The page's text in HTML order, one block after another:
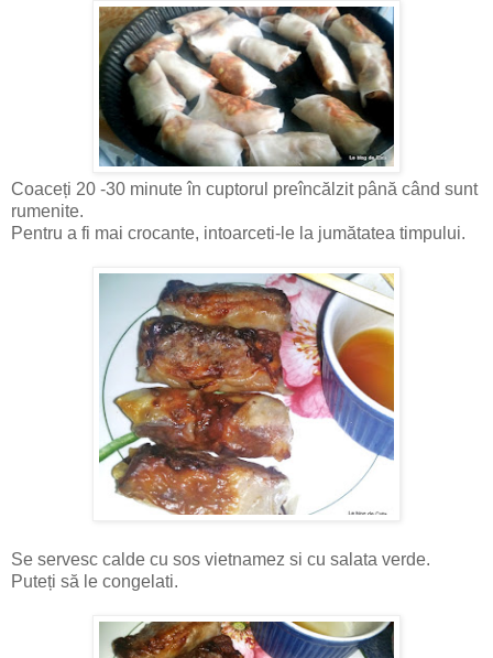
Coaceți 20 -30 minute în cuptorul preîncălzit până când sunt
rumenite.
Pentru a fi mai crocante, intoarceti-le la jumătatea timpului.
Se servesc calde cu sos vietnamez si cu salata verde.
Puteți să le congelati.